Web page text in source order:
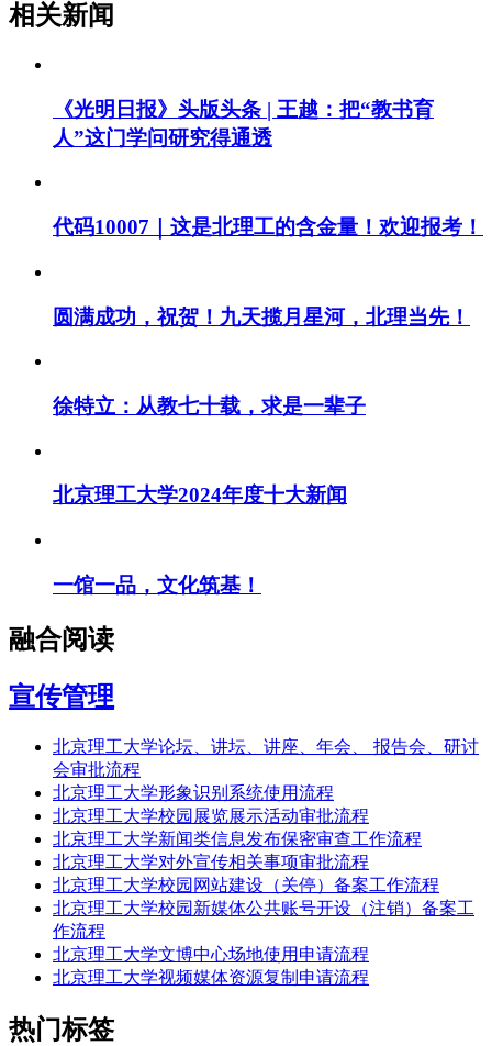
相关新闻
《光明日报》头版头条 | 王越：把“教书育
人”这门学问研究得通透
代码10007｜这是北理工的含金量！欢迎报考！
圆满成功，祝贺！九天揽月星河，北理当先！
徐特立：从教七十载，求是一辈子
北京理工大学2024年度十大新闻
一馆一品，文化筑基！
融合阅读
宣传管理
北京理工大学论坛、讲坛、讲座、年会、 报告会、研讨
会审批流程
北京理工大学形象识别系统使用流程
北京理工大学校园展览展示活动审批流程
北京理工大学新闻类信息发布保密审查工作流程
北京理工大学对外宣传相关事项审批流程
北京理工大学校园网站建设（关停）备案工作流程
北京理工大学校园新媒体公共账号开设（注销）备案工
作流程
北京理工大学文博中心场地使用申请流程
北京理工大学视频媒体资源复制申请流程
热门标签